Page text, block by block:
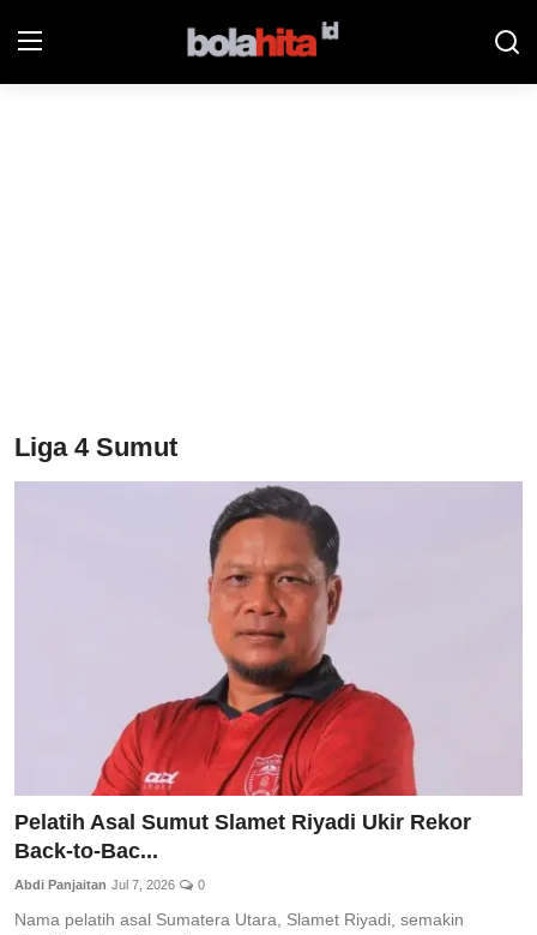
Futsalhita
Liga 4 Sumut
Pelatih Asal Sumut Slamet Riyadi Ukir Rekor
Back-to-Bac...
Abdi Panjaitan Jul 7, 2026 0
Nama pelatih asal Sumatera Utara, Slamet Riyadi, semakin